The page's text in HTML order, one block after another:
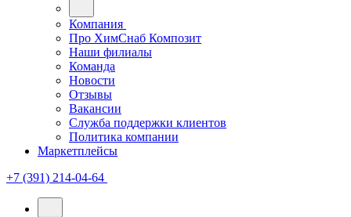
Компания
Про ХимСнаб Композит
Наши филиалы
Команда
Новости
Отзывы
Вакансии
Служба поддержки клиентов
Политика компании
Маркетплейсы
+7 (391) 214-04-64